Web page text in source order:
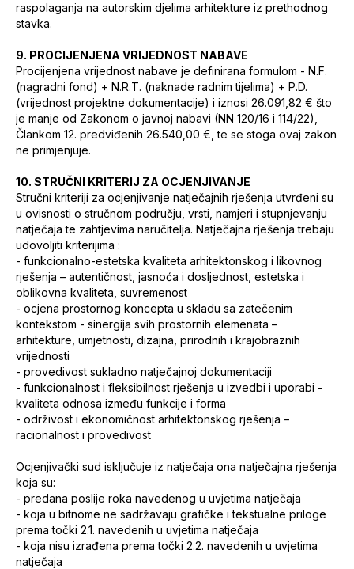
raspolaganja na autorskim djelima arhitekture iz prethodnog
stavka.
9. PROCIJENJENA VRIJEDNOST NABAVE
Procijenjena vrijednost nabave je definirana formulom - N.F.
(nagradni fond) + N.R.T. (naknade radnim tijelima) + P.D.
(vrijednost projektne dokumentacije) i iznosi 26.091,82 € što
je manje od Zakonom o javnoj nabavi (NN 120/16 i 114/22),
Člankom 12. predviđenih 26.540,00 €, te se stoga ovaj zakon
ne primjenjuje.
10. STRUČNI KRITERIJ ZA OCJENJIVANJE
Stručni kriteriji za ocjenjivanje natječajnih rješenja utvrđeni su
u ovisnosti o stručnom području, vrsti, namjeri i stupnjevanju
natječaja te zahtjevima naručitelja. Natječajna rješenja trebaju
udovoljiti kriterijima :
- funkcionalno-estetska kvaliteta arhitektonskog i likovnog
rješenja – autentičnost, jasnoća i dosljednost, estetska i
oblikovna kvaliteta, suvremenost
- ocjena prostornog koncepta u skladu sa zatečenim
kontekstom - sinergija svih prostornih elemenata –
arhitekture, umjetnosti, dizajna, prirodnih i krajobraznih
vrijednosti
- provedivost sukladno natječajnoj dokumentaciji
- funkcionalnost i fleksibilnost rješenja u izvedbi i uporabi -
kvaliteta odnosa između funkcije i forma
- održivost i ekonomičnost arhitektonskog rješenja –
racionalnost i provedivost
Ocjenjivački sud isključuje iz natječaja ona natječajna rješenja
koja su:
- predana poslije roka navedenog u uvjetima natječaja
- koja u bitnome ne sadržavaju grafičke i tekstualne priloge
prema točki 2.1. navedenih u uvjetima natječaja
- koja nisu izrađena prema točki 2.2. navedenih u uvjetima
natječaja